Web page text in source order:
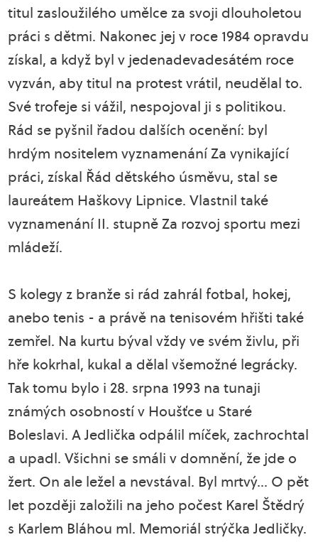
titul zasloužilého umělce za svoji dlouholetou
práci s dětmi. Nakonec jej v roce 1984 opravdu
získal, a když byl v jedenadevadesátém roce
vyzván, aby titul na protest vrátil, neudělal to.
Své trofeje si vážil, nespojoval ji s politikou.
Rád se pyšnil řadou dalších ocenění: byl
hrdým nositelem vyznamenání Za vynikající
práci, získal Řád dětského úsměvu, stal se
laureátem Haškovy Lipnice. Vlastnil také
vyznamenání II. stupně Za rozvoj sportu mezi
mládeží.
S kolegy z branže si rád zahrál fotbal, hokej,
anebo tenis - a právě na tenisovém hřišti také
zemřel. Na kurtu býval vždy ve svém živlu, při
hře kokrhal, kukal a dělal všemožné legrácky.
Tak tomu bylo i 28. srpna 1993 na tunaji
známých osobností v Houšťce u Staré
Boleslavi. A Jedlička odpálil míček, zachrochtal
a upadl. Všichni se smáli v domnění, že jde o
žert. On ale ležel a nevstával. Byl mrtvý... O pět
let později založili na jeho počest Karel Štědrý
s Karlem Bláhou ml. Memoriál strýčka Jedličky.